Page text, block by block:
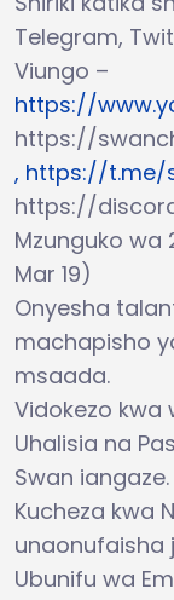
Telegram,
Viungo –
https://
https://
, https://t.me/
https://
Mzunguko wa
Mar 19)
Onyesha
machapisho
msaada.
Vidokezo kwa
Uhalisia na
Swan iangaze.
Kucheza kwa
unaonufaisha
Ubunifu wa